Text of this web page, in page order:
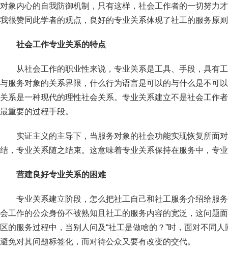
对象内心的自我防御机制，只有这样，社会工作者的一切努力
我很赞同此学者的观点，良好的专业关系体现了社工的服务原
社会工作专业关系的特点
从社会工作的职业性来说，专业关系是工具、手段，具有
与服务对象的关系界限，什么行为语言是可以的与什么是不可
关系是一种现代的理性社会关系。专业关系建立不是社会工作
最重要的过程手段。
实证主义的主导下，当服务对象的社会功能实现恢复所面
结，专业关系随之结束。这意味着专业关系保持在服务中，专
营建良好专业关系的困难
专业关系建立阶段，怎么把社工自己和社工服务介绍给服
会工作的公众身份不被熟知且社工的服务内容的宽泛，这问题
区的服务过程中，当别人问及“社工是做啥的？”时，面对不同
避免对其问题标签化，而对待公众又要有改变的交代。